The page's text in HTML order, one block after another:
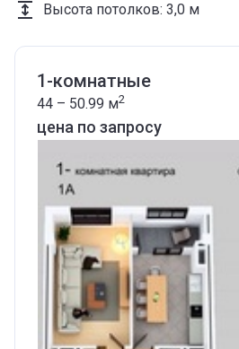
Высота потолков: 3,0 м
1-комнатные
44 – 50.99 м2
цена по запросу